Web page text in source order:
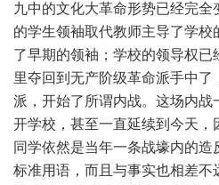
九中的文化大革命形势已经完全
的学生领袖取代教师主导了学
了早期的领袖；学校的领导权
里夺回到无产阶级革命派手中
派，开始了所谓内战。这场内
开学校，甚至一直延续到今天，
同学依然是当年一条战壕内的
标准用语，而且与事实也相差不